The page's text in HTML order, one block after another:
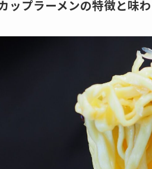
ップラーメンの特徴と味